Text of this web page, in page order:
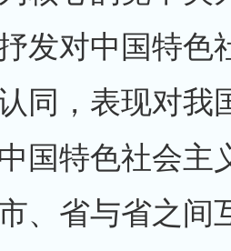
发对中国特色
同，表现对我
国特色社会主
、省与省之间